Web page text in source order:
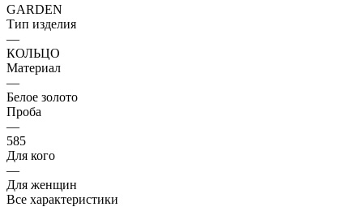
GARDEN
Тип изделия
—
КОЛЬЦО
Материал
—
Белое золото
Проба
—
585
Для кого
—
Для женщин
Все характеристики